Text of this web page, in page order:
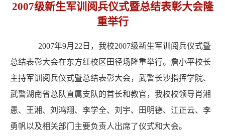
2007级新生军训阅兵仪式暨总结表彰大会隆
重举行
2007年9月22日，我校2007级新生军训阅兵仪式暨
总结表彰大会在东方红校区田径场隆重举行。詹小平校长
主持军训阅兵仪式暨总结表彰大会，武警长沙指挥学院、
武警湖南省总队直属支队的首长和教官，我校校领导肖湘
愚、王湘、刘鸿翔、李学全、刘宇、田明德、江正云、李
勇帆以及相关部门主要负责人出席了仪式和大会。